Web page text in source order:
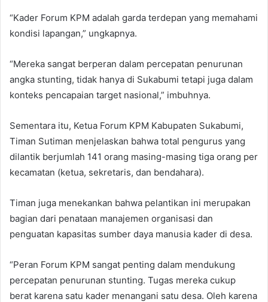
“Kader Forum KPM adalah garda terdepan yang memahami
kondisi lapangan,” ungkapnya.
“Mereka sangat berperan dalam percepatan penurunan
angka stunting, tidak hanya di Sukabumi tetapi juga dalam
konteks pencapaian target nasional,” imbuhnya.
Sementara itu, Ketua Forum KPM Kabupaten Sukabumi,
Timan Sutiman menjelaskan bahwa total pengurus yang
dilantik berjumlah 141 orang masing-masing tiga orang per
kecamatan (ketua, sekretaris, dan bendahara).
Timan juga menekankan bahwa pelantikan ini merupakan
bagian dari penataan manajemen organisasi dan
penguatan kapasitas sumber daya manusia kader di desa.
“Peran Forum KPM sangat penting dalam mendukung
percepatan penurunan stunting. Tugas mereka cukup
berat karena satu kader menangani satu desa. Oleh karena